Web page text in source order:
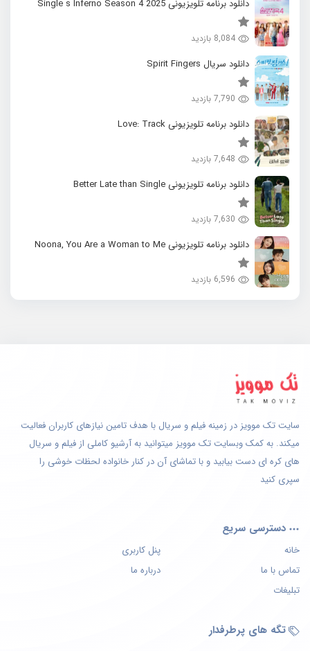
دانلود برنامه تلویزیونی 2025 Single s Inferno Season 4
8,084 بازدید
دانلود سریال Spirit Fingers
7,790 بازدید
دانلود برنامه تلویزیونی Love: Track
7,648 بازدید
دانلود برنامه تلویزیونی Better Late than Single
7,630 بازدید
دانلود برنامه تلویزیونی Noona, You Are a Woman to Me
6,596 بازدید
سایت تک موویز در زمینه فیلم و سریال با هدف تامین نیازهای کاربران فعالیت
میکند. به کمک وبسایت تک موویز میتوانید به آرشیو کاملی از فیلم و سریال
های کره ای دست بیابید و با تماشای آن در کنار خانواده لحظات خوشی را
سپری کنید
دسترسی سریع
خانه
پنل کاربری
تماس با ما
درباره ما
تبلیغات
تگه های پرطرفدار